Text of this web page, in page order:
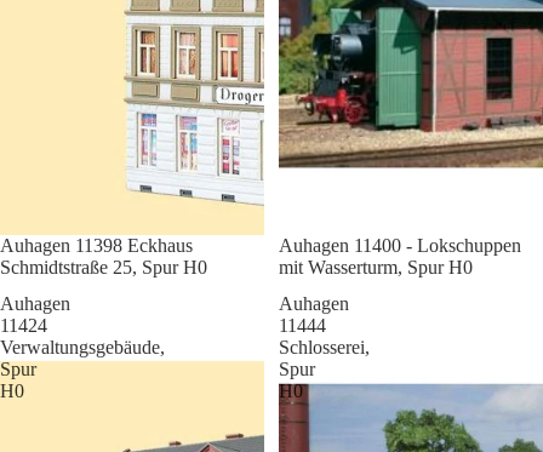
Sale
Auhagen 11398 Eckhaus
Schmidtstraße 25, Spur H0
Sale
Auhagen 11400 - Lokschuppen
mit Wasserturm, Spur H0
Auhagen
11424
Verwaltungsgebäude,
Spur
H0
Auhagen
11444
Schlosserei,
Spur
H0